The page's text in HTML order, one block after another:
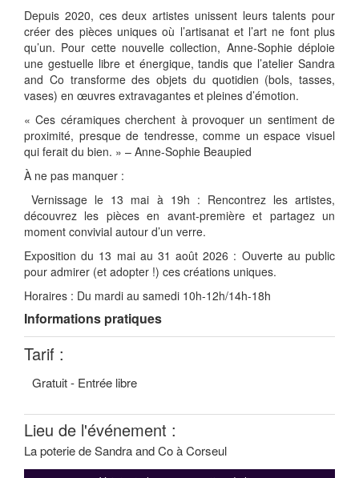
Depuis 2020, ces deux artistes unissent leurs talents pour
créer des pièces uniques où l’artisanat et l’art ne font plus
qu’un. Pour cette nouvelle collection, Anne-Sophie déploie
une gestuelle libre et énergique, tandis que l’atelier Sandra
and Co transforme des objets du quotidien (bols, tasses,
vases) en œuvres extravagantes et pleines d’émotion.
« Ces céramiques cherchent à provoquer un sentiment de
proximité, presque de tendresse, comme un espace visuel
qui ferait du bien. » – Anne-Sophie Beaupied
À ne pas manquer :
Vernissage le 13 mai à 19h : Rencontrez les artistes,
découvrez les pièces en avant-première et partagez un
moment convivial autour d’un verre.
Exposition du 13 mai au 31 août 2026 : Ouverte au public
pour admirer (et adopter !) ces créations uniques.
Horaires : Du mardi au samedi 10h-12h/14h-18h
Informations pratiques
Tarif :
Gratuit - Entrée libre
Lieu de l'événement :
La poterie de Sandra and Co à Corseul